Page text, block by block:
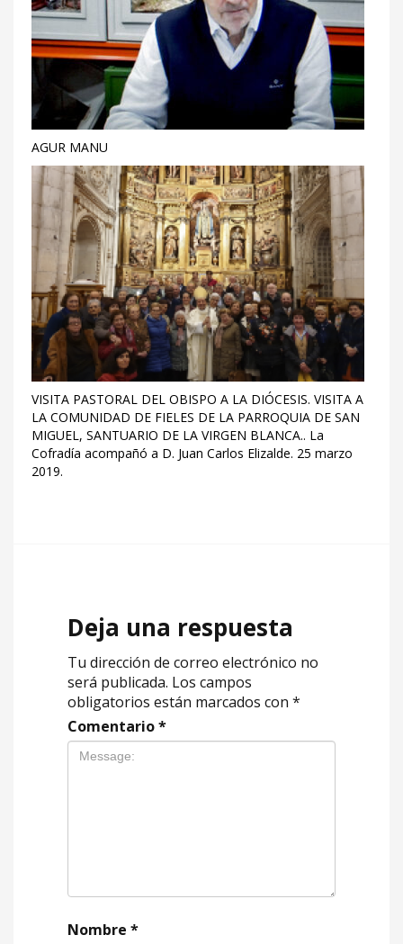
AGUR MANU
VISITA PASTORAL DEL OBISPO A LA DIÓCESIS. VISITA A
LA COMUNIDAD DE FIELES DE LA PARROQUIA DE SAN
MIGUEL, SANTUARIO DE LA VIRGEN BLANCA.. La
Cofradía acompañó a D. Juan Carlos Elizalde. 25 marzo
2019.
Deja una respuesta
Tu dirección de correo electrónico no
será publicada. Los campos
obligatorios están marcados con *
Comentario*
Nombre *